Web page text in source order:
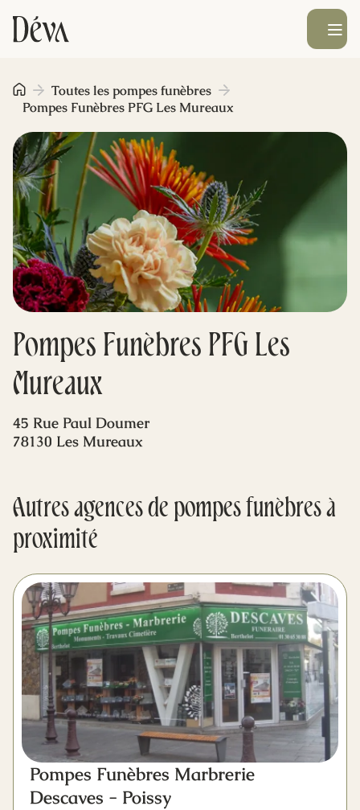
Obsèques
Prévoyance
Monument funéraire
Livraison de fleurs
Blog
Ouvrir le
Pompes Funèbres PFG Les
Mureaux
Toutes les pompes funèbres
Pompes Funèbres PFG Les Mureaux
45 Rue Paul Doumer
78130 Les Mureaux
Autres agences de pompes funèbres à
proximité
Pompes Funèbres Marbrerie
Descaves - Poissy